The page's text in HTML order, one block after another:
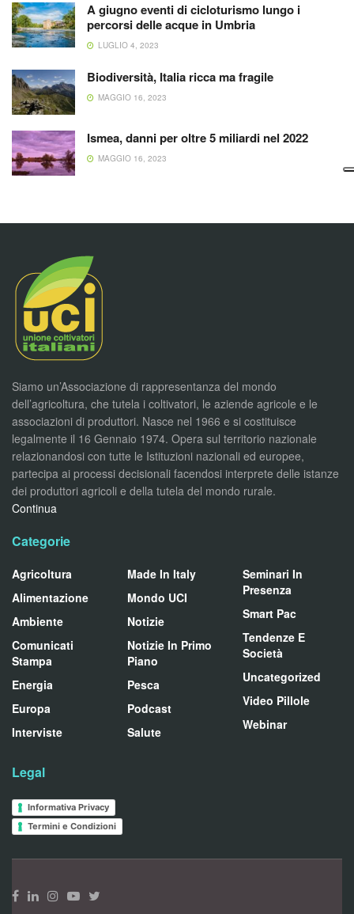
A giugno eventi di cicloturismo lungo i
percorsi delle acque in Umbria
LUGLIO 4, 2023
Biodiversità, Italia ricca ma fragile
MAGGIO 16, 2023
Ismea, danni per oltre 5 miliardi nel 2022
MAGGIO 16, 2023
Siamo un’Associazione di rappresentanza del mondo
dell’agricoltura, che tutela i coltivatori, le aziende agricole e le
associazioni di produttori. Nasce nel 1966 e si costituisce
legalmente il 16 Gennaio 1974. Opera sul territorio nazionale
relazionandosi con tutte le Istituzioni nazionali ed europee,
partecipa ai processi decisionali facendosi interprete delle istanze
dei produttori agricoli e della tutela del mondo rurale.
Continua
Categorie
Agricoltura
Alimentazione
Ambiente
Comunicati
Stampa
Energia
Europa
Interviste
Made In Italy
Mondo UCI
Notizie
Notizie In Primo
Piano
Pesca
Podcast
Salute
Seminari In
Presenza
Smart Pac
Tendenze E
Società
Uncategorized
Video Pillole
Webinar
Legal
Informativa Privacy
Termini e Condizioni